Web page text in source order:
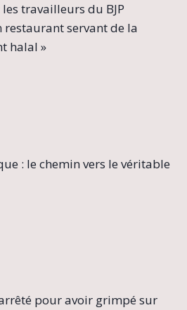
travailleurs du BJP
servant de la
halal »
: le chemin vers le véritable
pour avoir grimpé sur